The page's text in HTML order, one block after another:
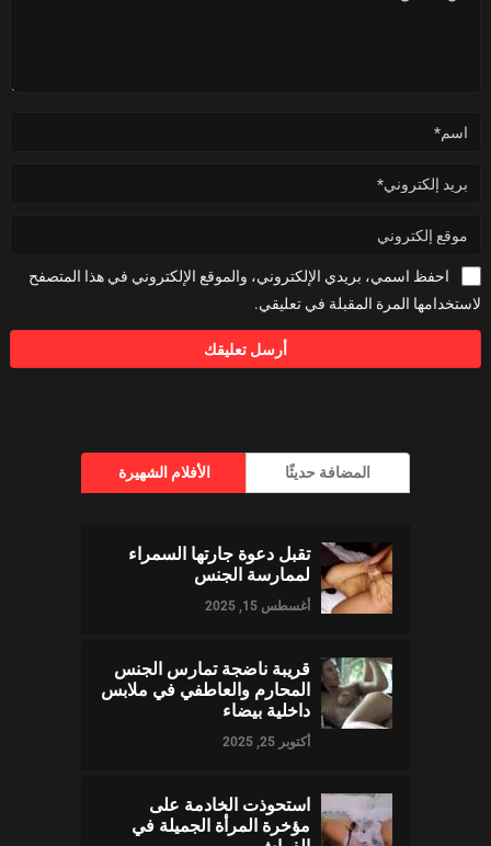
احفظ اسمي، بريدي الإلكتروني، والموقع الإلكتروني في هذا المتصفح
لاستخدامها المرة المقبلة في تعليقي.
الأفلام الشهيرة المضافة حديثًا
تقبل دعوة جارتها السمراء
لممارسة الجنس
أغسطس 15, 2025
قريبة ناضجة تمارس الجنس
المحارم والعاطفي في ملابس
داخلية بيضاء
أكتوبر 25, 2025
استحوذت الخادمة على
مؤخرة المرأة الجميلة في